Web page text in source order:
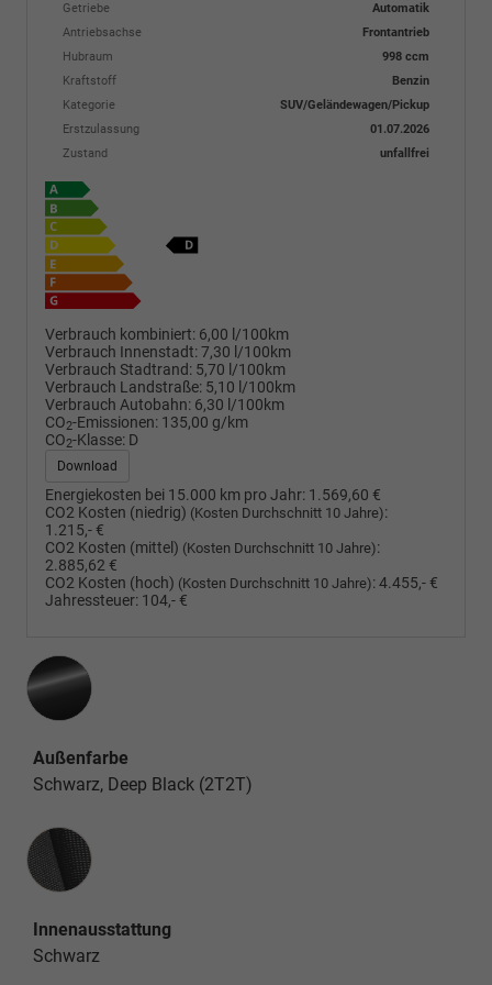
Getriebe
Automatik
Antriebsachse
Frontantrieb
Hubraum
998 ccm
Kraftstoff
Benzin
Kategorie
SUV/Geländewagen/Pickup
Erstzulassung
01.07.2026
Zustand
unfallfrei
Verbrauch kombiniert: 6,00 l/100km
Verbrauch Innenstadt:7,30 l/100km
Verbrauch Stadtrand: 5,70 l/100km
Verbrauch Landstraße: 5,10 l/100km
Verbrauch Autobahn: 6,30 l/100km
CO2-Emissionen: 135,00 g/km
CO2-Klasse: D
Download
Energiekosten bei 15.000 km pro Jahr: 1.569,60 €
CO2 Kosten (niedrig) (Kosten Durchschnitt 10 Jahre):
1.215,- €
CO2 Kosten (mittel) (Kosten Durchschnitt 10 Jahre):
2.885,62 €
CO2 Kosten (hoch) (Kosten Durchschnitt 10 Jahre):4.455,- €
Jahressteuer: 104,- €
Außenfarbe
Schwarz, Deep Black (2T2T)
Innenausstattung
Innenausstattung
Schwarz